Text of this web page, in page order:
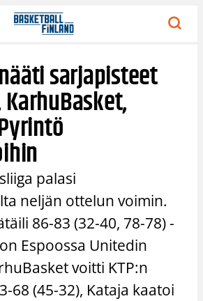
sarjapisteet
palasi
neljän ottelun voimin.
86-83 (32-40, 78-78) -
Espoossa Unitedin
voitti KTP:n
68 (45-32), Kataja kaatoi